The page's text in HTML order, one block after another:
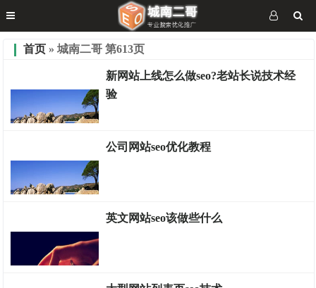
首页 » 城南二哥 第613页
优化分享
新网站上线怎么做seo?老站长说技术经
验
公司网站seo优化教程
英文网站seo该做些什么